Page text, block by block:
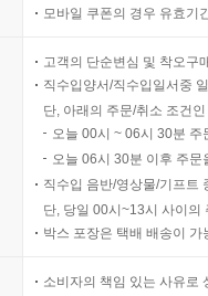
모바일 쿠폰의 경우 유효기
고객의 단순변심 및 착오구
직수입양서/직수입일서중
단, 아래의 주문/취소 조건
오늘 00시 ~ 06시 30분
오늘 06시 30분 이후 주
직수입 음반/영상물/기프트
단, 당일 00시~13시 사이의
박스 포장은 택배 배송이
소비자의 책임 있는 사유로